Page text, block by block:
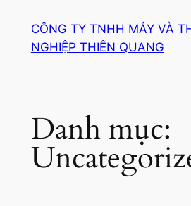
phần
CÔNG TY TNHH MÁY VÀ
NGHIỆP THIÊN QUANG
Danh mục: